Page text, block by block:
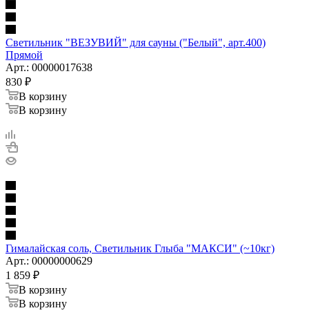
Светильник "ВЕЗУВИЙ" для сауны ("Белый", арт.400)
Прямой
Арт.: 00000017638
830 ₽
В корзину
В корзину
Гималайская соль, Светильник Глыба "МАКСИ" (~10кг)
Арт.: 00000000629
1 859 ₽
В корзину
В корзину